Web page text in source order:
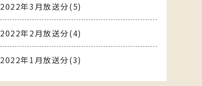
2022年3月放送分(5)
2022年2月放送分(4)
2022年1月放送分(3)